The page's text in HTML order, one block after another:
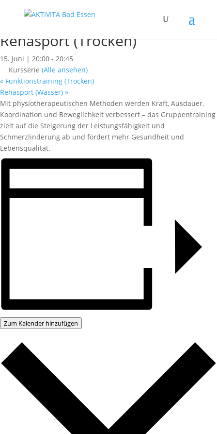
« Alle Kurse
Rehasport (Trocken)
15. Juni | 20:00 - 20:45
Kursserie (Alle ansehen)
« Funktionstraining (Trocken)
Rehasport (Wasser) »
Mit physiotherapeutischen Methoden werden Kraft, Ausdauer,
Koordination und Beweglichkeit verbessert – das Gruppentraining
zielt auf die Steigerung der Leistungsfähigkeit und
Schmerzlinderung ab und fördert mehr Gesundheit und
Lebensqualität.
Zum Kalender hinzufügen